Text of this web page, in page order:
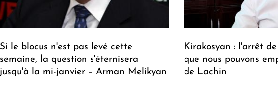
Si le blocus n'est pas levé cette
semaine, la question s'éternisera
jusqu'à la mi-janvier – Arman Melikyan
Kirakosyan : l'arrêt
que nous pouvons
de Lachin